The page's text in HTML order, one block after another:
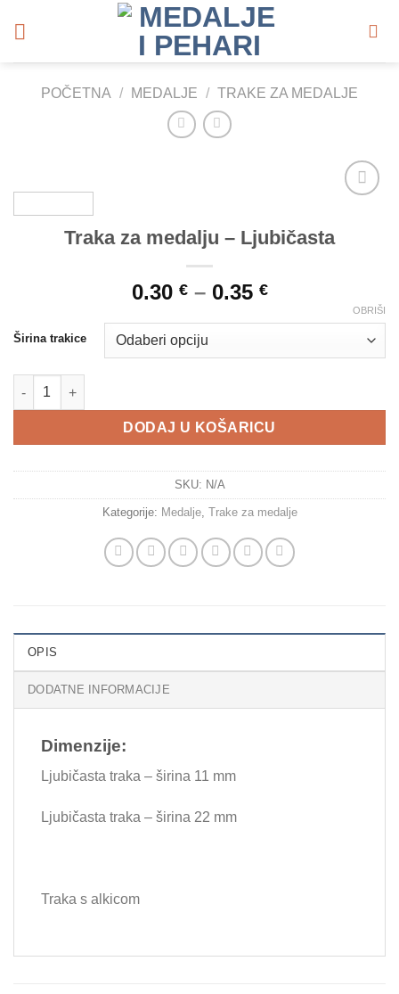
POČETNA / MEDALJE / TRAKE ZA MEDALJE
Traka za medalju – Ljubičasta
0.30 €– 0.35 €
Širina trakice
OBRIŠI
Traka za medalju - Ljubičasta količina
DODAJ U KOŠARICU
SKU: N/A
Kategorije: Medalje, Trake za medalje
OPIS
DODATNE INFORMACIJE
Dimenzije:
Ljubičasta traka – širina 11 mm
Ljubičasta traka – širina 22 mm
Traka s alkicom